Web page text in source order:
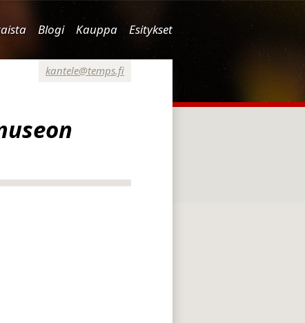
Blogi Kauppa Esitykset
kantele@temps.fi